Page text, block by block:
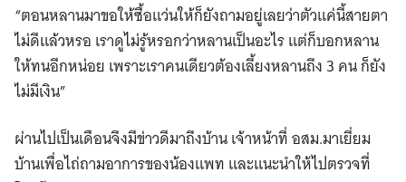
“ตอนหลานมาขอให้ซื้อแว่นให้ก็ยังถามอยู่เลยว่าตัวแค่นี้สายตา
ไม่ดีแล้วหรอ เราดูไม่รู้หรอกว่าหลานเป็นอะไร แต่ก็บอกหลาน
ให้ทนอีกหน่อย เพราะเราคนเดียวต้องเลี้ยงหลานถึง 3 คน ก็ยัง
ไม่มีเงิน”
ผ่านไปเป็นเดือนจึงมีข่าวดีมาถึงบ้าน เจ้าหน้าที่ อสม.มาเยี่ยม
บ้านเพื่อไถ่ถามอาการของน้องแพท และแนะนำให้ไปตรวจที่